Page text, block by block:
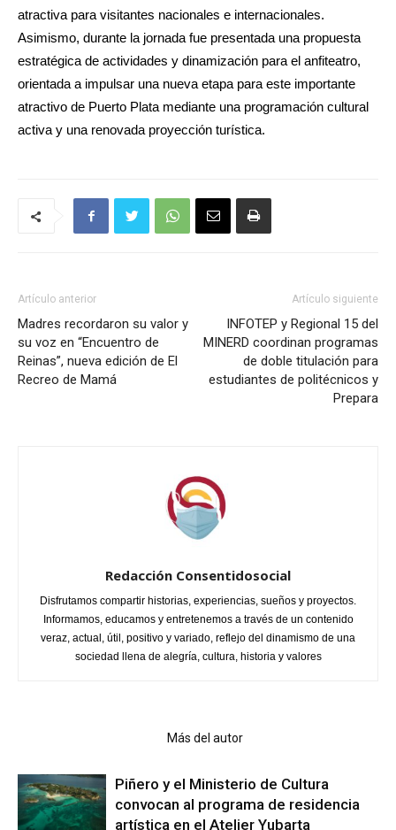
atractiva para visitantes nacionales e internacionales.
Asimismo, durante la jornada fue presentada una propuesta
estratégica de actividades y dinamización para el anfiteatro,
orientada a impulsar una nueva etapa para este importante
atractivo de Puerto Plata mediante una programación cultural
activa y una renovada proyección turística.
Artículo anterior
Madres recordaron su valor y
su voz en “Encuentro de
Reinas”, nueva edición de El
Recreo de Mamá
Artículo siguiente
INFOTEP y Regional 15 del
MINERD coordinan programas
de doble titulación para
estudiantes de politécnicos y
Prepara
Redacción Consentidosocial
Disfrutamos compartir historias, experiencias, sueños y proyectos.
Informamos, educamos y entretenemos a través de un contenido
veraz, actual, útil, positivo y variado, reflejo del dinamismo de una
sociedad llena de alegría, cultura, historia y valores
Más del autor
Piñero y el Ministerio de Cultura
convocan al programa de residencia
artística en el Atelier Yubarta